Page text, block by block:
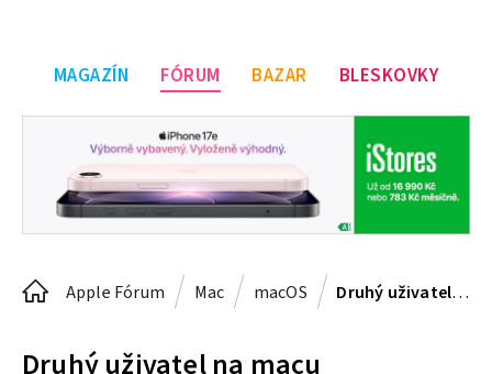
MAGAZÍN FÓRUM BAZAR BLESKOVKY
Apple Fórum Mac macOS Druhý uživatel na macu
Druhý uživatel na macu